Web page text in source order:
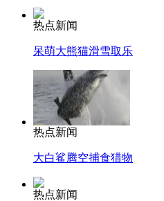
热点新闻
呆萌大熊猫滑雪取乐
热点新闻
大白鲨腾空捕食猎物
热点新闻